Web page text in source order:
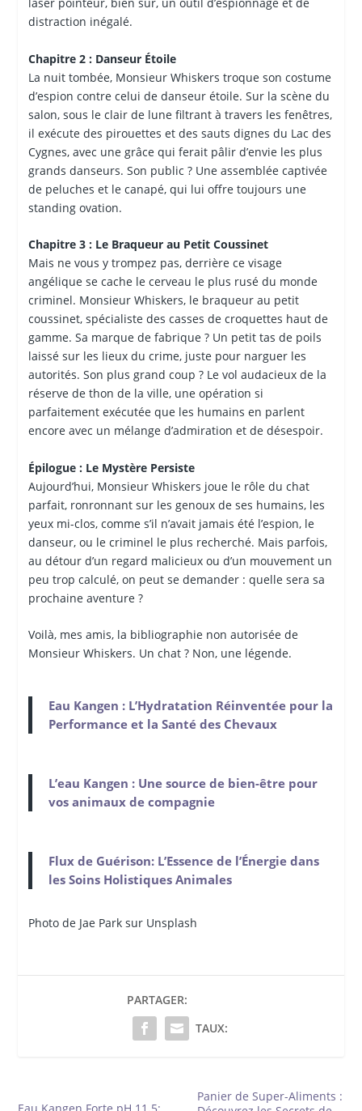
laser pointeur, bien sûr, un outil d’espionnage et de
distraction inégalé.
Chapitre 2 : Danseur Étoile
La nuit tombée, Monsieur Whiskers troque son costume
d’espion contre celui de danseur étoile. Sur la scène du
salon, sous le clair de lune filtrant à travers les fenêtres,
il exécute des pirouettes et des sauts dignes du Lac des
Cygnes, avec une grâce qui ferait pâlir d’envie les plus
grands danseurs. Son public ? Une assemblée captivée
de peluches et le canapé, qui lui offre toujours une
standing ovation.
Chapitre 3 : Le Braqueur au Petit Coussinet
Mais ne vous y trompez pas, derrière ce visage
angélique se cache le cerveau le plus rusé du monde
criminel. Monsieur Whiskers, le braqueur au petit
coussinet, spécialiste des casses de croquettes haut de
gamme. Sa marque de fabrique ? Un petit tas de poils
laissé sur les lieux du crime, juste pour narguer les
autorités. Son plus grand coup ? Le vol audacieux de la
réserve de thon de la ville, une opération si
parfaitement exécutée que les humains en parlent
encore avec un mélange d’admiration et de désespoir.
Épilogue : Le Mystère Persiste
Aujourd’hui, Monsieur Whiskers joue le rôle du chat
parfait, ronronnant sur les genoux de ses humains, les
yeux mi-clos, comme s’il n’avait jamais été l’espion, le
danseur, ou le criminel le plus recherché. Mais parfois,
au détour d’un regard malicieux ou d’un mouvement un
peu trop calculé, on peut se demander : quelle sera sa
prochaine aventure ?
Voilà, mes amis, la bibliographie non autorisée de
Monsieur Whiskers. Un chat ? Non, une légende.
Eau Kangen : L’Hydratation Réinventée pour la
Performance et la Santé des Chevaux
L’eau Kangen : Une source de bien-être pour
vos animaux de compagnie
Flux de Guérison: L’Essence de l’Énergie dans
les Soins Holistiques Animales
Photo de Jae Park sur Unsplash
PARTAGER:
TAUX:
Eau Kangen Forte pH 11.5:
Panier de Super-Aliments :